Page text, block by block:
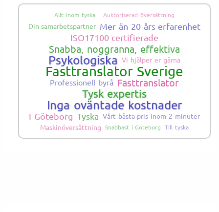
Allt inom tyska Auktoriserad översättning
Din samarbetspartner Mer än 20 års erfarenhet
ISO17100 certifierade
Snabba, noggranna, effektiva
Psykologiska Vi hjälper er gärna
Fasttranslator Sverige
Professionell byrå Fasttranslator
Tysk expertis
Inga oväntade kostnader
I Göteborg Tyska Vårt bästa pris inom 2 minuter
Maskinöversättning Snabbast i Göteborg Till tyska